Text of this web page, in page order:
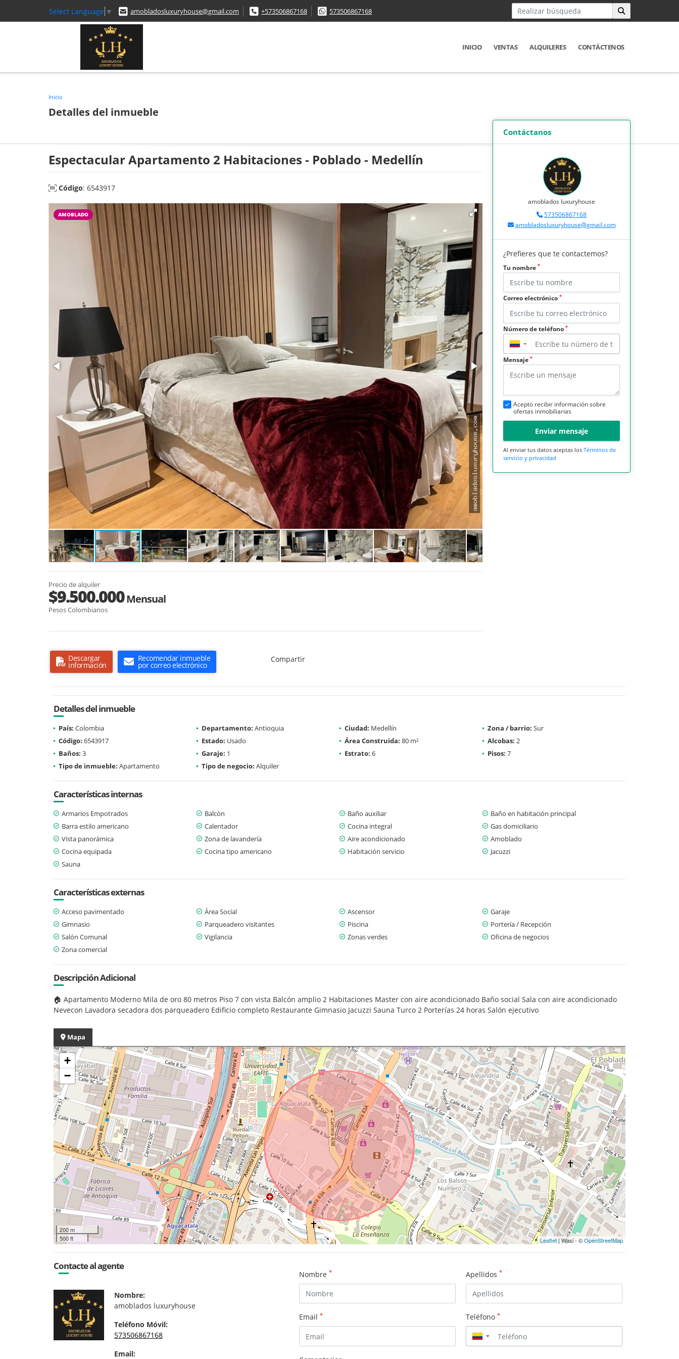
Select Language ▼ amobladosluxuryhouse@gmail.com +573506867168 573506867168
INICIO VENTAS ALQUILERES CONTÁCTENOS
Inicio
Detalles del inmueble
Espectacular Apartamento 2 Habitaciones - Poblado - Medellín
Código: 6543917
AMOBLADO
Precio de alquiler
$9.500.000Mensual
Pesos Colombianos
Descargar
información
Recomendar inmueble
por correo electrónico
Compartir
Contáctanos
amoblados luxuryhouse
573506867168
amobladosluxuryhouse@gmail.com
¿Prefieres que te contactemos?
Tu nombre *
Correo electrónico *
Número de teléfono *
▼
Mensaje *
Acepto recibir información sobre
ofertas inmobiliarias
Enviar mensaje
Al enviar tus datos aceptas los Términos de
servicio y privacidad
Detalles del inmueble
País: Colombia Departamento: Antioquia Ciudad: Medellín Zona / barrio: Sur
Código: 6543917 Estado: Usado Área Construida: 80 m² Alcobas: 2
Baños: 3 Garaje: 1 Estrato: 6 Pisos: 7
Tipo de inmueble: Apartamento Tipo de negocio: Alquiler
Características internas
Armarios Empotrados Balcón Baño auxiliar
Baño en habitación principal
Barra estilo americano
Calentador Cocina integral
Gas domiciliario
Vista panorámica
Zona de lavandería Aire acondicionado
Amoblado
Cocina equipada
Cocina tipo americano Habitación servicio
Jacuzzi
Sauna
Características externas
Acceso pavimentado Área Social Ascensor
Garaje
Gimnasio
Parqueadero visitantes Piscina
Portería / Recepción
Salón Comunal
Vigilancia Zonas verdes
Oficina de negocios
Zona comercial
Descripción Adicional
🏠 Apartamento Moderno Mila de oro 80 metros Piso 7 con vista Balcón amplio 2 Habitaciones Master con aire acondicionado Baño social Sala con aire acondicionado
Nevecon Lavadora secadora dos parqueadero Edificio completo Restaurante Gimnasio Jacuzzi Sauna Turco 2 Porterías 24 horas Salón ejecutivo
Mapa
+
−
200 m
500 ft
Leaflet | Wasi - ©OpenStreetMap
Contacte al agente
Nombre:
amoblados luxuryhouse
Teléfono Móvil:
573506867168
Email:
Nombre * Apellidos *
Email * Teléfono *
▼